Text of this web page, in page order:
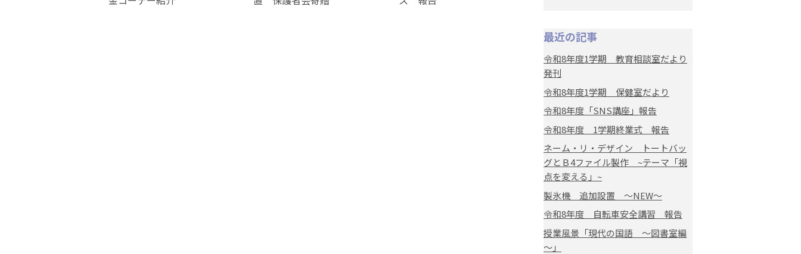
最近の記事
令和8年度1学期 教育相談室だより
発刊
令和8年度1学期 保健室だより
令和8年度「SNS講座」報告
令和8年度 1学期終業式 報告
ネーム・リ・デザイン トートバッ
グとＢ4ファイル製作 ~テーマ「視
点を変える」~
製氷機 追加設置 ～NEW～
令和8年度 自転車安全講習 報告
授業風景「現代の国語 ～図書室編
～」